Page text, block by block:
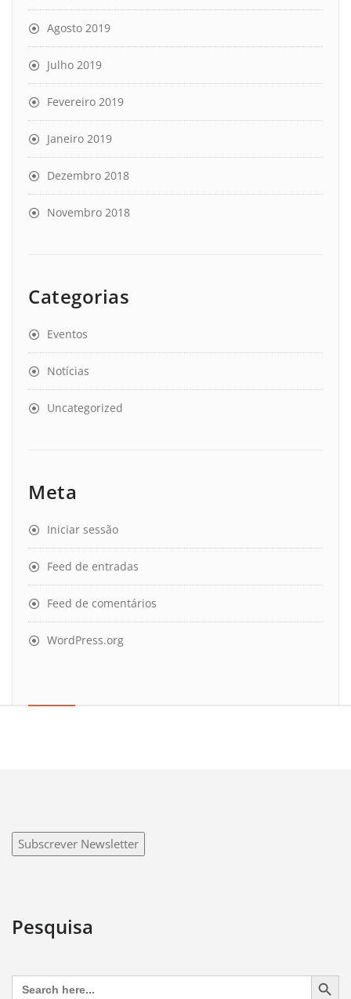
Agosto 2019
Julho 2019
Fevereiro 2019
Janeiro 2019
Dezembro 2018
Novembro 2018
Categorias
Eventos
Notícias
Uncategorized
Meta
Iniciar sessão
Feed de entradas
Feed de comentários
WordPress.org
Subscrever Newsletter
Pesquisa
Search
for:
Search Button